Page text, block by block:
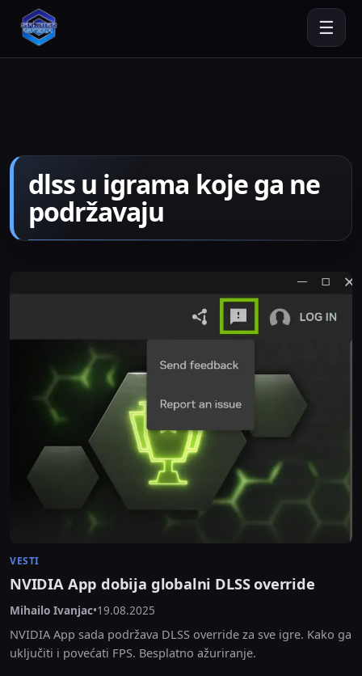
☰
dlss u igrama koje ga ne
podržavaju
VESTI
NVIDIA App dobija globalni DLSS override
Mihailo Ivanjac•19.08.2025
NVIDIA App sada podržava DLSS override za sve igre. Kako ga
uključiti i povećati FPS. Besplatno ažuriranje.